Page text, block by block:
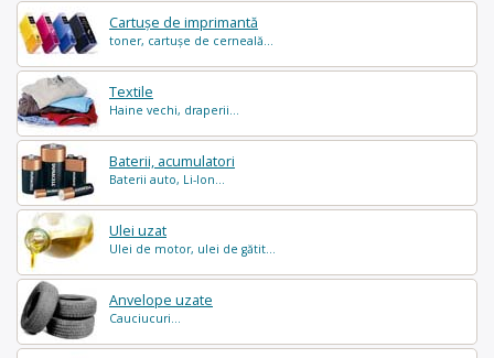
Cartușe de imprimantă
toner, cartușe de cerneală...
Textile
Haine vechi, draperii...
Baterii, acumulatori
Baterii auto, Li-Ion...
Ulei uzat
Ulei de motor, ulei de gătit...
Anvelope uzate
Cauciucuri...